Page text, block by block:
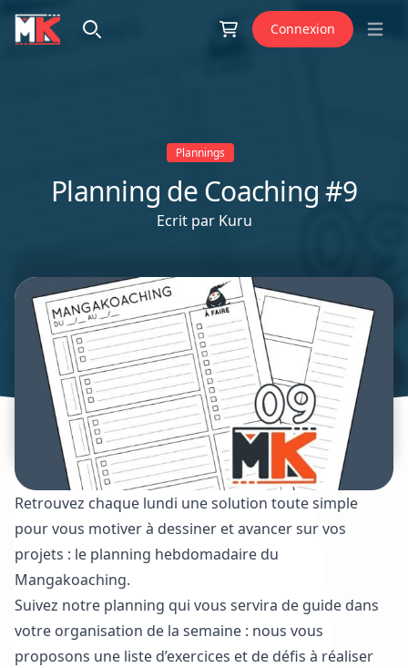
Aller au contenu
Connexion Open
Plannings
Planning de Coaching #9
Ecrit par Kuru
Retrouvez chaque lundi une solution toute simple
pour vous motiver à dessiner et avancer sur vos
projets : le planning hebdomadaire du
Mangakoaching.
Suivez notre planning qui vous servira de guide dans
votre organisation de la semaine : nous vous
proposons une liste d’exercices et de défis à réaliser